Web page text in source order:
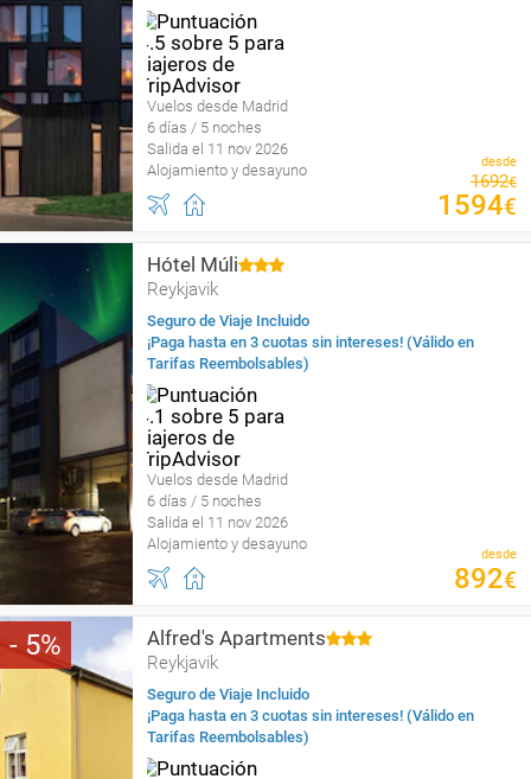
Vuelos desde Madrid
6 días / 5 noches
Salida el 11 nov 2026
Alojamiento y desayuno
desde
1692€
1594€
Hótel Múli
Reykjavik
Seguro de Viaje Incluido
¡Paga hasta en 3 cuotas sin intereses! (Válido en
Tarifas Reembolsables)
Vuelos desde Madrid
6 días / 5 noches
Salida el 11 nov 2026
Alojamiento y desayuno
desde
892€
5 Alfred's Apartments
Reykjavik
Seguro de Viaje Incluido
¡Paga hasta en 3 cuotas sin intereses! (Válido en
Tarifas Reembolsables)